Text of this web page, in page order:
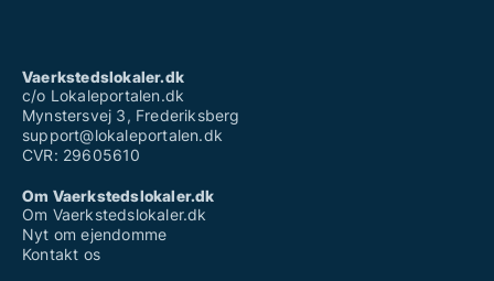
Vaerkstedslokaler.dk
c/o Lokaleportalen.dk
Mynstersvej 3, Frederiksberg
support@lokaleportalen.dk
CVR: 29605610
Om Vaerkstedslokaler.dk
Om Vaerkstedslokaler.dk
Nyt om ejendomme
Kontakt os